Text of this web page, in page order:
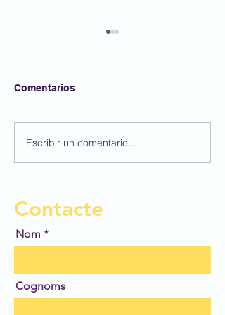
Comentarios
Escribir un comentario...
Contacte
Nom
Cognoms